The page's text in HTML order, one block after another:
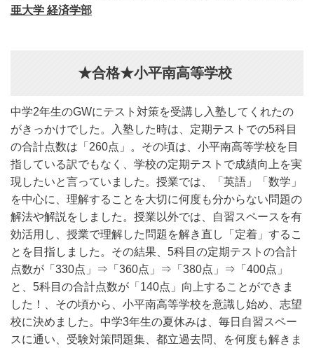
亜大学 経済学部
★合格★小平南高等学校
中学2年生のGWにテスト対策を受講し入塾してくれたの
がきっかけでした。入塾した時は、定期テストでの5科目
の合計点数は「260点」。その頃は、小平南高等学校を目
指している訳でもなく、学校の定期テストで成績向上を実
現したいと言っていました。授業では、「英語」「数学」
を中心に、理解することを大切に何度も分からない問題の
解法や解説をしました。授業以外では、自習スペースを有
効活用し、授業で理解した問題を解き直し「定着」するこ
とを目指しました。その結果、5科目の定期テストの合計
点数が「330点」⇒「360点」⇒「380点」⇒「400点」
と、5科目の合計点数が「140点」向上することができま
した！、その頃から、小平南高等学校を意識し始め、志望
校に決めました。中学3年生の夏休みは、毎日自習スペー
スに通い、受験対策問題集、都立過去問、を何度も解きま